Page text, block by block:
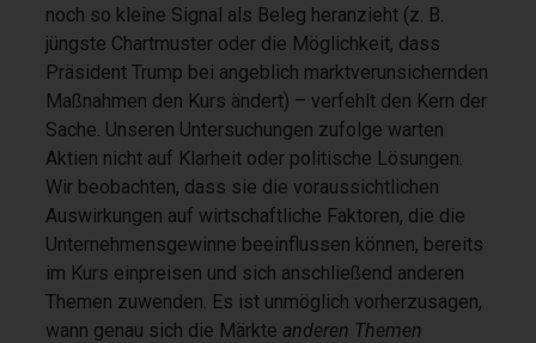
noch so kleine Signal als Beleg heranzieht (z. B.
jüngste Chartmuster oder die Möglichkeit, dass
Präsident Trump bei angeblich marktverunsichernden
Maßnahmen den Kurs ändert) – verfehlt den Kern der
Sache. Unseren Untersuchungen zufolge warten
Aktien nicht auf Klarheit oder politische Lösungen.
Wir beobachten, dass sie die voraussichtlichen
Auswirkungen auf wirtschaftliche Faktoren, die die
Unternehmensgewinne beeinflussen können, bereits
im Kurs einpreisen und sich anschließend anderen
Themen zuwenden. Es ist unmöglich vorherzusagen,
wann genau sich die Märkte anderen Themen